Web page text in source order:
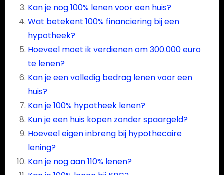
Kan je nog 100% lenen voor een huis?
Wat betekent 100% financiering bij een
hypotheek?
Hoeveel moet ik verdienen om 300.000 euro
te lenen?
Kan je een volledig bedrag lenen voor een
huis?
Kan je 100% hypotheek lenen?
Kun je een huis kopen zonder spaargeld?
Hoeveel eigen inbreng bij hypothecaire
lening?
Kan je nog aan 110% lenen?